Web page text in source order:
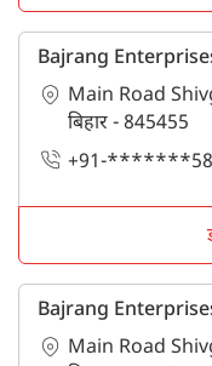
Bajrang
Main Road
बिहार - 845455
+91-
Bajrang
Main Road